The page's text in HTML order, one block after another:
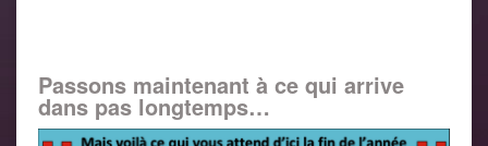
Passons maintenant à ce qui arrive
dans pas longtemps…